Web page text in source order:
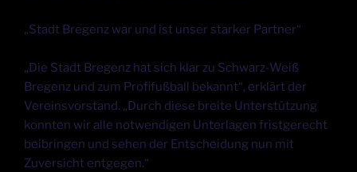
„Stadt Bregenz war und ist unser starker Partner“
„Die Stadt Bregenz hat sich klar zu Schwarz-Weiß
Bregenz und zum Profifußball bekannt“, erklärt der
Vereinsvorstand. „Durch diese breite Unterstützung
konnten wir alle notwendigen Unterlagen fristgerecht
beibringen und sehen der Entscheidung nun mit
Zuversicht entgegen.“